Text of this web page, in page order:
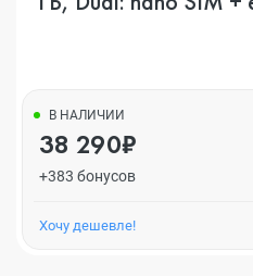
В НАЛИЧИИ
38 290₽
+383 бонусов
Хочу дешевле!